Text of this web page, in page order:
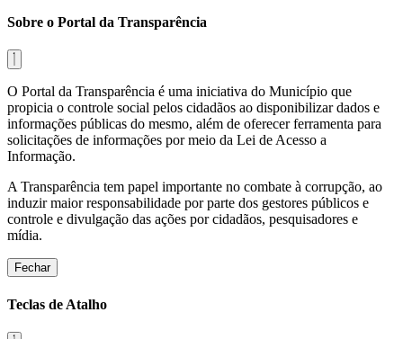
Sobre o Portal da Transparência
O Portal da Transparência é uma iniciativa do Município que
propicia o controle social pelos cidadãos ao disponibilizar dados e
informações públicas do mesmo, além de oferecer ferramenta para
solicitações de informações por meio da Lei de Acesso a
Informação.
A Transparência tem papel importante no combate à corrupção, ao
induzir maior responsabilidade por parte dos gestores públicos e
controle e divulgação das ações por cidadãos, pesquisadores e
mídia.
Fechar
Teclas de Atalho